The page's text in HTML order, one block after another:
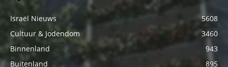
Israël Nieuws
5608
Cultuur & Jodendom
3460
Binnenland
943
Buitenland
895